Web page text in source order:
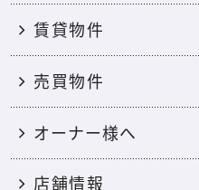
賃貸物件
売買物件
オーナー様へ
店舗情報